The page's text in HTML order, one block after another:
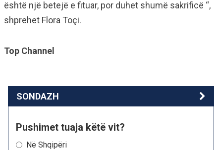
është një betejë e fituar, por duhet shumë sakrificë “,
shprehet Flora Toçi.
Top Channel
SONDAZH
Pushimet tuaja këtë vit?
Në Shqipëri